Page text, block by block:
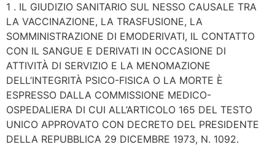
1 . IL GIUDIZIO SANITARIO SUL NESSO CAUSALE TRA
LA VACCINAZIONE, LA TRASFUSIONE, LA
SOMMINISTRAZIONE DI EMODERIVATI, IL CONTATTO
CON IL SANGUE E DERIVATI IN OCCASIONE DI
ATTIVITÀ DI SERVIZIO E LA MENOMAZIONE
DELL’INTEGRITÀ PSICO-FISICA O LA MORTE È
ESPRESSO DALLA COMMISSIONE MEDICO-
OSPEDALIERA DI CUI ALL’ARTICOLO 165 DEL TESTO
UNICO APPROVATO CON DECRETO DEL PRESIDENTE
DELLA REPUBBLICA 29 DICEMBRE 1973, N. 1092.